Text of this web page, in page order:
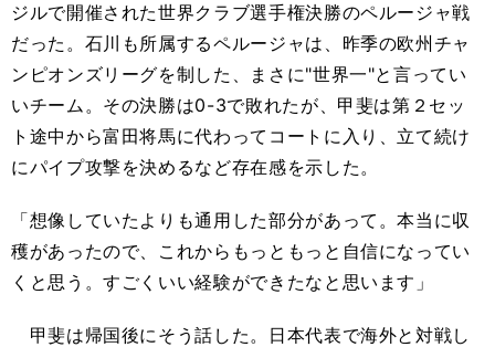
ジルで開催された世界クラブ選手権決勝のペルージャ戦
だった。石川も所属するペルージャは、昨季の欧州チャ
ンピオンズリーグを制した、まさに"世界一"と言ってい
いチーム。その決勝は0-3で敗れたが、甲斐は第２セッ
ト途中から富田将馬に代わってコートに入り、立て続け
にパイプ攻撃を決めるなど存在感を示した。
「想像していたよりも通用した部分があって。本当に収
穫があったので、これからもっともっと自信になってい
くと思う。すごくいい経験ができたなと思います」
甲斐は帰国後にそう話した。日本代表で海外と対戦し